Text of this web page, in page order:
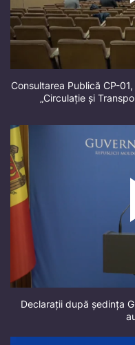
Consultarea Publică CP-
„Circulație și
Declarații după ședința